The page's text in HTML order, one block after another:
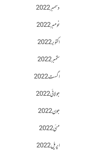
دسمبر 2022
نومبر 2022
اکتوبر 2022
ستمبر 2022
اگست 2022
جولائی 2022
جون 2022
مئی 2022
اپریل 2022